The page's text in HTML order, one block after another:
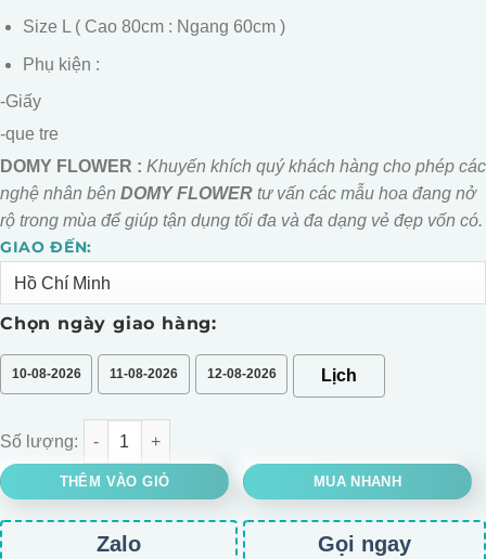
Size L ( Cao 80cm : Ngang 60cm )
Phụ kiện :
-Giấy
-que tre
DOMY FLOWER : Khuyến khích quý khách hàng cho phép các
nghệ nhân bên DOMY FLOWER tư vấn các mẫu hoa đang nở
rộ trong mùa để giúp tận dụng tối đa và đa dạng vẻ đẹp vốn có.
GIAO ĐẾN:
Chọn ngày giao hàng:
10-08-2026 11-08-2026 12-08-2026
BÓ HOA CÚC MẪU ĐƠN MIX CÁT TƯỜNG KÈM SEN ĐÁ số lượng
THÊM VÀO GIỎ MUA NHANH
Alternative:
Zalo Gọi ngay